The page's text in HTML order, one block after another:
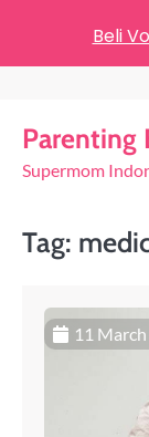
Parenting
Supermom
Tag:
11
Beli